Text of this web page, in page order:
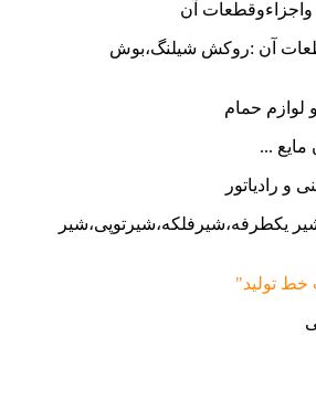
واجزاءوقطعات آن
آن :روکش شیلنگ،بوش
حمام
مایع ...
و رادیاتور
یکطرفه،شیرفلکه،شیرتوپی،شیر
خط تولید"